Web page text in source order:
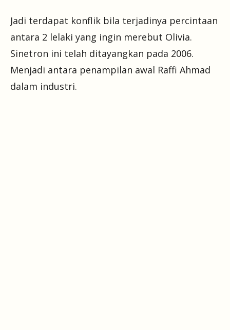
Jadi terdapat konflik bila terjadinya percintaan
antara 2 lelaki yang ingin merebut Olivia.
Sinetron ini telah ditayangkan pada 2006.
Menjadi antara penampilan awal Raffi Ahmad
dalam industri.